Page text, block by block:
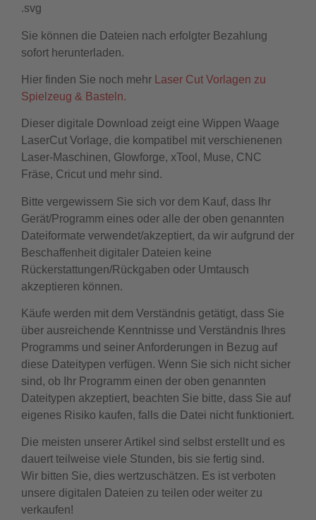
.svg
Sie können die Dateien nach erfolgter Bezahlung
sofort herunterladen.
Hier finden Sie noch mehr
Laser Cut Vorlagen zu
Spielzeug & Basteln.
Dieser digitale Download zeigt eine Wippen Waage
LaserCut Vorlage, die kompatibel mit verschienenen
Laser-Maschinen, Glowforge, xTool, Muse, CNC
Fräse, Cricut und mehr sind.
Bitte vergewissern Sie sich vor dem Kauf, dass Ihr
Gerät/Programm eines oder alle der oben genannten
Dateiformate verwendet/akzeptiert, da wir aufgrund der
Beschaffenheit digitaler Dateien keine
Rückerstattungen/Rückgaben oder Umtausch
akzeptieren können.
Käufe werden mit dem Verständnis getätigt, dass Sie
über ausreichende Kenntnisse und Verständnis Ihres
Programms und seiner Anforderungen in Bezug auf
diese Dateitypen verfügen. Wenn Sie sich nicht sicher
sind, ob Ihr Programm einen der oben genannten
Dateitypen akzeptiert, beachten Sie bitte, dass Sie auf
eigenes Risiko kaufen, falls die Datei nicht funktioniert.
Die meisten unserer Artikel sind selbst erstellt und es
dauert teilweise viele Stunden, bis sie fertig sind.
Wir bitten Sie, dies wertzuschätzen. Es ist verboten
unsere digitalen Dateien zu teilen oder weiter zu
verkaufen!